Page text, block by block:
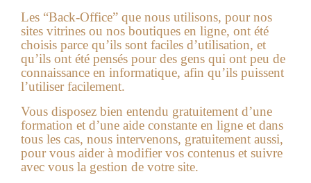
Les “Back-Office” que nous utilisons, pour nos
sites vitrines ou nos boutiques en ligne, ont été
choisis parce qu’ils sont faciles d’utilisation, et
qu’ils ont été pensés pour des gens qui ont peu de
connaissance en informatique, afin qu’ils puissent
l’utiliser facilement.
Vous disposez bien entendu gratuitement d’une
formation et d’une aide constante en ligne et dans
tous les cas, nous intervenons, gratuitement aussi,
pour vous aider à modifier vos contenus et suivre
avec vous la gestion de votre site.